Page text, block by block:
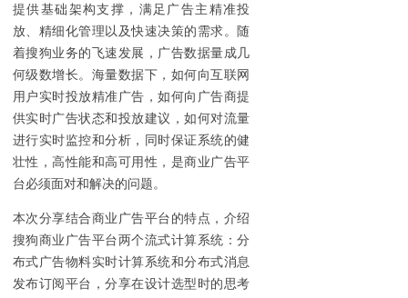
提供基础架构支撑，满足广告主精准投
放、精细化管理以及快速决策的需求。随
着搜狗业务的飞速发展，广告数据量成几
何级数增长。海量数据下，如何向互联网
用户实时投放精准广告，如何向广告商提
供实时广告状态和投放建议，如何对流量
进行实时监控和分析，同时保证系统的健
壮性，高性能和高可用性，是商业广告平
台必须面对和解决的问题。
本次分享结合商业广告平台的特点，介绍
搜狗商业广告平台两个流式计算系统：分
布式广告物料实时计算系统和分布式消息
发布订阅平台，分享在设计选型时的思考